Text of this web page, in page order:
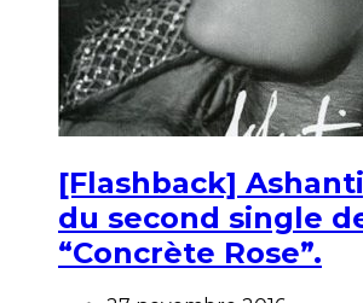
[Flashback]
du second single
“Concrète Rose”.